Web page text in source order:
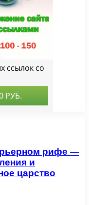
рифе —
и
царство